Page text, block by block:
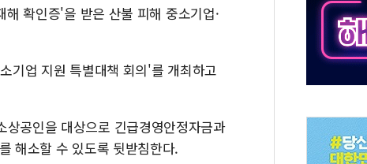
령, '6시간 마라톤 부동산 2차 회의' 주재… "전폭적 공급 확대·속도전 총력"
어 "이란 최고지도자 위독…곧 사망해도 놀랍지 않아"
확인증'을 받은 산불 피해 중소기업·
기업 지원 특별대책 회의'를 개최하고
상공인을 대상으로 긴급경영안정자금과
해소할 수 있도록 뒷받침한다.